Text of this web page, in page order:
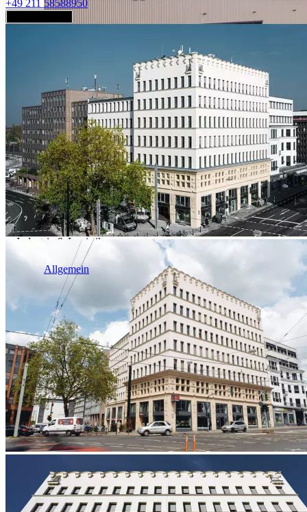
Industrie & Logistik
Allgemein
+49 211 58588950